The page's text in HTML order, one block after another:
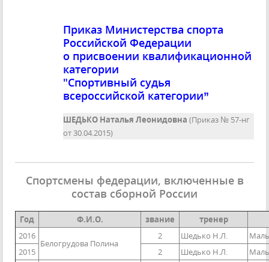
Приказ Министерства спорта
Российской Федерации
о присвоении квалификационной
категории
"Спортивный судья
всероссийской категории”
ШЕДЬКО Наталья Леонидовна (Приказ № 57-нг
от 30.04.2015)
Спортсмены федерации, включенные в
состав сборной России
Год Ф.И.О. звание
тренер
2016
Белогрудова Полина
2 Шедько Н.Л.
2015
2 Шедько Н.Л.